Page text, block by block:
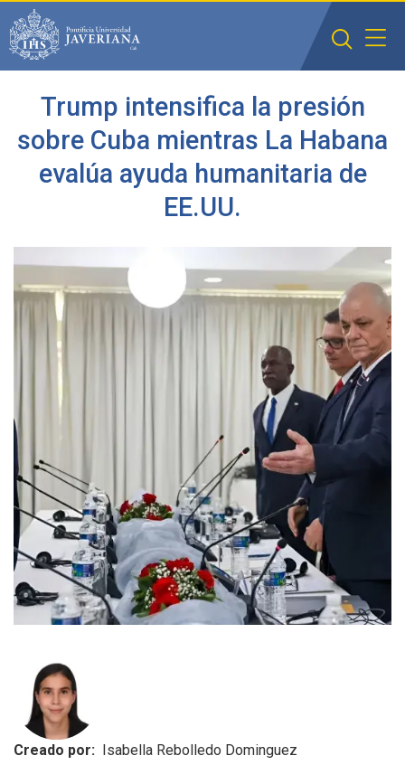
Saltar al contenido principal
Trump intensifica la presión
sobre Cuba mientras La Habana
evalúa ayuda humanitaria de
EE.UU.
Creado por: Isabella Rebolledo Dominguez